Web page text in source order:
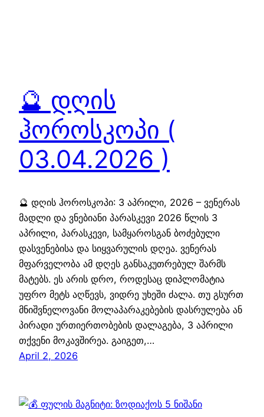
🔮 დღის
ჰოროსკოპი (
03.04.2026 )
🔮 დღის ჰოროსკოპი: 3 აპრილი, 2026 – ვენერას
მადლი და ვნებიანი პარასკევი 2026 წლის 3
აპრილი, პარასკევი, სამყაროსგან ბოძებული
დასვენებისა და სიყვარულის დღეა. ვენერას
მფარველობა ამ დღეს განსაკუთრებულ შარმს
მატებს. ეს არის დრო, როდესაც დიპლომატია
უფრო მეტს აღწევს, ვიდრე უხეში ძალა. თუ გსურთ
მნიშვნელოვანი მოლაპარაკებების დასრულება ან
პირადი ურთიერთობების დალაგება, 3 აპრილი
თქვენი მოკავშირეა. გაიგეთ,…
April 2, 2026